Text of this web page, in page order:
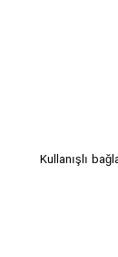
Kullanışlı